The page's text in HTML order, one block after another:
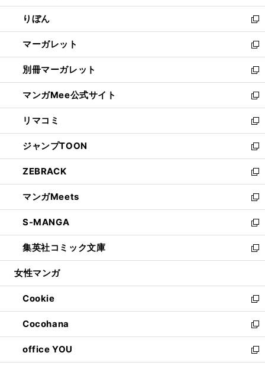
開
く
ウ
で
開
く
ン
ド
ウ
で
開
く
ウ
ィ
ン
ド
ウ
で
開
く
りぼん
新
し
い
ウ
ィ
ン
ド
ウ
で
開
く
マーガレット
新
し
い
ウ
ィ
ン
ド
ウ
で
開
く
別冊マーガレット
新
し
い
ウ
ィ
ン
ド
ウ
で
開
く
マンガMee公式サイト
新
し
い
ウ
ィ
ン
ド
ウ
で
開
く
リマコミ
新
し
い
ウ
ィ
ン
ド
ウ
で
開
く
ジャンプTOON
新
し
い
ウ
ィ
ン
ド
ウ
で
開
ZEBRACK
新
し
い
ウ
ィ
ン
ド
ウ
開
く
マンガMeets
新
し
い
ウ
ィ
ン
ウ
で
開
く
S-MANGA
新
し
い
ウ
ン
ド
ウ
で
開
く
集英社コミック文庫
新
し
ウ
ィ
ン
ド
ウ
で
開
女性マンガ
Cookie
新
し
い
ウ
ィ
ン
Cocohana
新
し
い
ウ
office YOU
新
し